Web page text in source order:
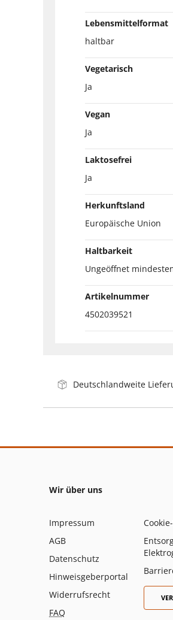
Lebensmittelformat
haltbar
Vegetarisch
Ja
Vegan
Ja
Laktosefrei
Ja
Herkunftsland
Europäische Union
Haltbarkeit
Ungeöffnet
Artikelnummer
4502039521
Deutschlandweite
Wir über uns
Impressum
AGB
Datenschutz
Hinweisgeberportal
Widerrufsrecht
FAQ